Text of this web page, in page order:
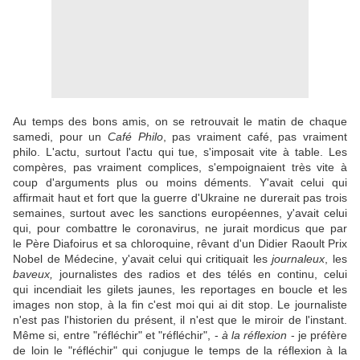
Au temps des bons amis, on se retrouvait le matin de chaque
samedi, pour un Café Philo, pas vraiment café, pas vraiment
philo. L'actu, surtout l'actu qui tue, s'imposait vite à table. Les
compères, pas vraiment complices, s'empoignaient très vite à
coup d'arguments plus ou moins déments. Y'avait celui qui
affirmait haut et fort que la guerre d'Ukraine ne durerait pas trois
semaines, surtout avec les sanctions européennes, y'avait celui
qui, pour combattre le coronavirus, ne jurait mordicus que par
le Père Diafoirus et sa chloroquine, rêvant d'un Didier Raoult Prix
Nobel de Médecine, y'avait celui qui critiquait lesjournaleux , les
baveux,
journalistes des radios et des télés en continu, celui
qui incendiait les gilets jaunes, les reportages en boucle et les
images non stop, à la fin c'est moi qui ai dit stop. Le journaliste
n'est pas l'historien du présent, il n'est que le miroir de l'instant.
Même si, entre "réfléchir" et "réfléchir", - à la réflexion - je préfère
de loin le "réfléchir" qui conjugue le temps de la réflexion à la